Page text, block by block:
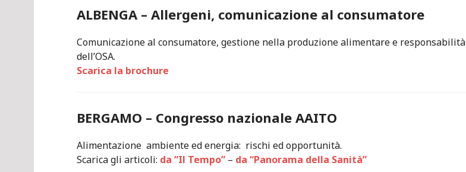
ALBENGA – Allergeni, comunicazione al consumatore
Comunicazione al consumatore, gestione nella produzione alimentare e responsabilità
dell’OSA.
Scarica la brochure
BERGAMO – Congresso nazionale AAITO
Alimentazione ambiente ed energia: rischi ed opportunità.
Scarica gli articoli: da “Il Tempo” – da “Panorama della Sanità”